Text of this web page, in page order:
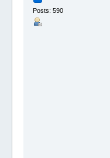
Posts: 590